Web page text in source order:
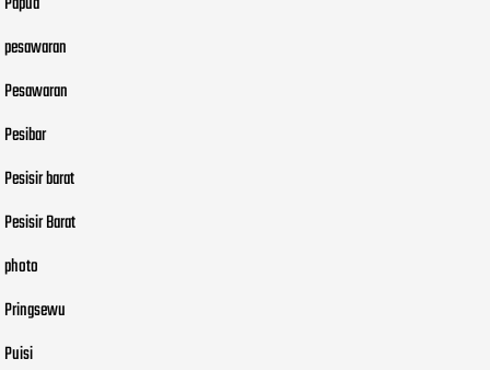
pesawaran
Pesawaran
Pesibar
Pesisir barat
Pesisir Barat
photo
Pringsewu
Puisi